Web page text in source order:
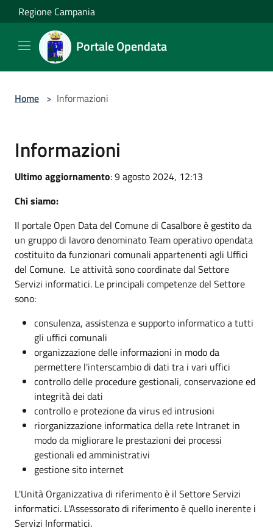
Salta al contenuto principale
Regione Campania
Portale Opendata
Home > Informazioni
Informazioni
Ultimo aggiornamento: 9 agosto 2024, 12:13
Chi siamo:
Il portale Open Data del Comune di Casalbore è gestito da
un gruppo di lavoro denominato Team operativo opendata
costituito da funzionari comunali appartenenti agli Uffici
del Comune. Le attività sono coordinate dal Settore
Servizi informatici. Le principali competenze del Settore
sono:
consulenza, assistenza e supporto informatico a tutti
gli uffici comunali
organizzazione delle informazioni in modo da
permettere l'interscambio di dati tra i vari uffici
controllo delle procedure gestionali, conservazione ed
integrità dei dati
controllo e protezione da virus ed intrusioni
riorganizzazione informatica della rete Intranet in
modo da migliorare le prestazioni dei processi
gestionali ed amministrativi
gestione sito internet
L'Unità Organizzativa di riferimento è il Settore Servizi
informatici. L'Assessorato di riferimento è quello inerente i
Servizi Informatici.